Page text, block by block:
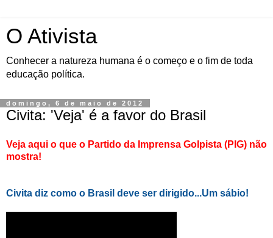
O Ativista
Conhecer a natureza humana é o começo e o fim de toda
educação política.
domingo, 6 de maio de 2012
Civita: 'Veja' é a favor do Brasil
Veja aqui o que o Partido da Imprensa Golpista (PIG) não
mostra!
Civita diz como o Brasil deve ser dirigido...Um sábio!